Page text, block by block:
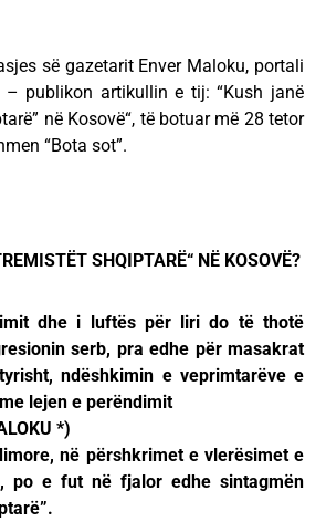
së gazetarit Enver Maloku, portali
– publikon artikullin e tij: “Kush janë
në Kosovë“, të botuar më 28 tetor
“Bota sot”.
SHQIPTARË“ NË KOSOVË?
dhe i luftës për liri do të thotë
serb, pra edhe për masakrat
ndëshkimin e veprimtarëve e
lejen e perëndimit
*)
në përshkrimet e vlerësimet e
po e fut në fjalor edhe sintagmën